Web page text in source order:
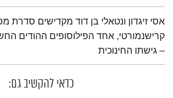
תמצית הפודקאסט
אסי זיגדון ונטאלי בן דוד מקדישים סדרת
קרישנמורטי, אחד הפילוסופים ההודים
– גישתו החינוכית
כדאי להקשיב גם: